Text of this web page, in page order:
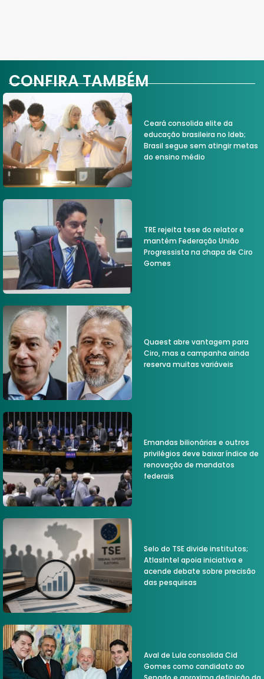
CONFIRA TAMBÉM
Ceará consolida elite da
educação brasileira no Ideb;
Brasil segue sem atingir metas
do ensino médio
TRE rejeita tese do relator e
mantém Federação União
Progressista na chapa de Ciro
Gomes
Quaest abre vantagem para
Ciro, mas a campanha ainda
reserva muitas variáveis
Emandas bilionárias e outros
privilégios deve baixar índice de
renovação de mandatos
federais
Selo do TSE divide institutos;
AtlasIntel apoia iniciativa e
acende debate sobre precisão
das pesquisas
Aval de Lula consolida Cid
Gomes como candidato ao